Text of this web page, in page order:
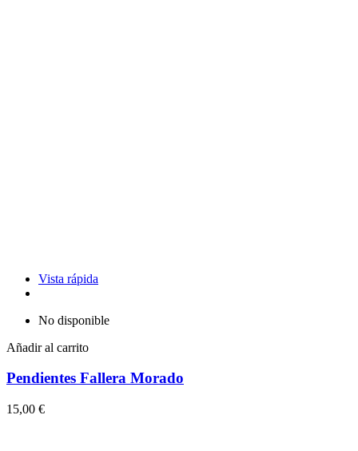
Vista rápida
No disponible
Añadir al carrito
Pendientes Fallera Morado
15,00 €